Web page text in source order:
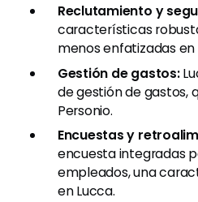
Reclutamiento y
características
menos enfatizadas en
Gestión de gastos:
de gestión de gastos,
Personio.
Encuestas y
encuesta integradas
empleados, una
en Lucca.